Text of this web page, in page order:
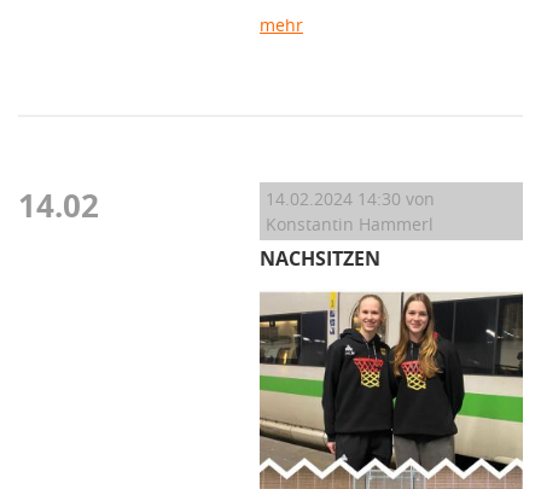
mehr
14.02 14.02.2024 14:30 von
Konstantin Hammerl
NACHSITZEN